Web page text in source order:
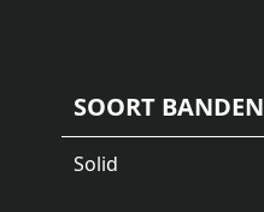
SOORT BANDEN
Solid